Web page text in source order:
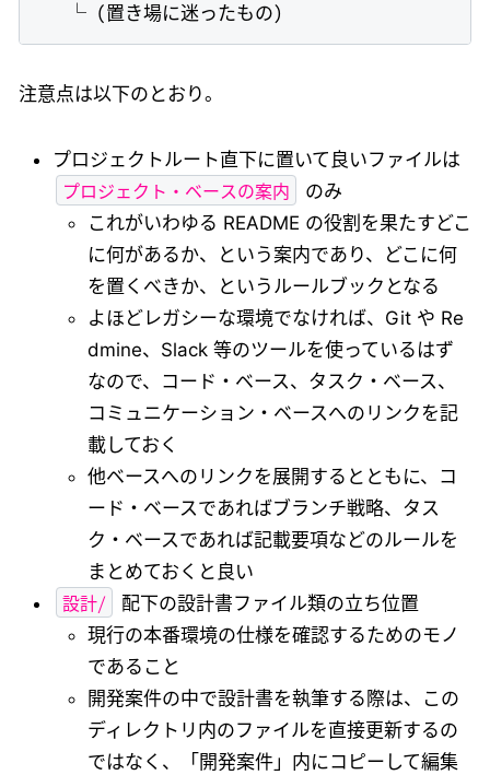
注意点は以下のとおり。
プロジェクトルート直下に置いて良いファイルは
プロジェクト・ベースの案内
のみ
これがいわゆる README の役割を果たすどこ
に何があるか、という案内であり、どこに何
を置くべきか、というルールブックとなる
よほどレガシーな環境でなければ、Git や Re
dmine、Slack 等のツールを使っているはず
なので、コード・ベース、タスク・ベース、
コミュニケーション・ベースへのリンクを記
載しておく
他ベースへのリンクを展開するとともに、コ
ード・ベースであればブランチ戦略、タス
ク・ベースであれば記載要項などのルールを
まとめておくと良い
設計/
配下の設計書ファイル類の立ち位置
現行の本番環境の仕様を確認するためのモノ
であること
開発案件の中で設計書を執筆する際は、この
ディレクトリ内のファイルを直接更新するの
ではなく、「開発案件」内にコピーして編集